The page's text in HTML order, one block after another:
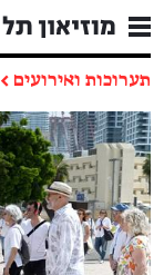
תערוכות ואירועים ←